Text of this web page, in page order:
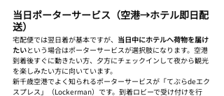
当日ポーターサービス（空港→ホテル即日配
送）
宅配便では翌日着が基本ですが、 当日中にホテルへ荷物を届け
たいという場合はポーターサービスが選択肢になります。空港
到着後すぐに動きたい方、夕方にチェックインして夜から観光
を楽しみたい方に向いています。
新千歳空港でよく知られるポーターサービスが「てぶらdeエク
スプレス」（Lockerman）です。到着ロビーで受け付けを行